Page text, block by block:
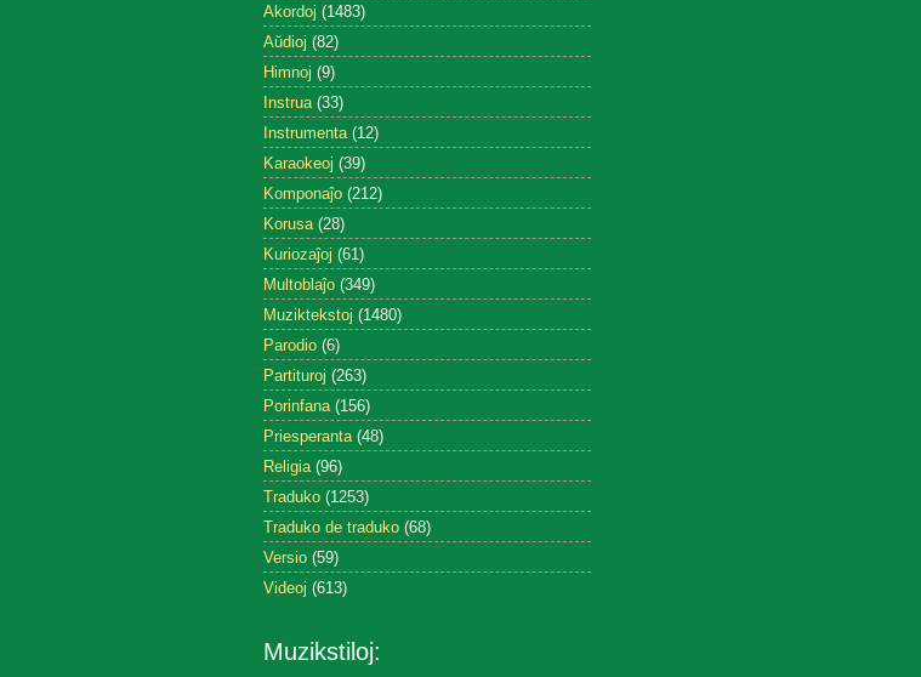
Akordoj (1483)
Aŭdioj (82)
Himnoj (9)
Instrua (33)
Instrumenta (12)
Karaokeoj (39)
Komponaĵo (212)
Korusa (28)
Kuriozaĵoj (61)
Multoblaĵo (349)
Muziktekstoj (1480)
Parodio (6)
Partituroj (263)
Porinfana (156)
Priesperanta (48)
Religia (96)
Traduko (1253)
Traduko de traduko (68)
Versio (59)
Videoj (613)
Muzikstiloj: